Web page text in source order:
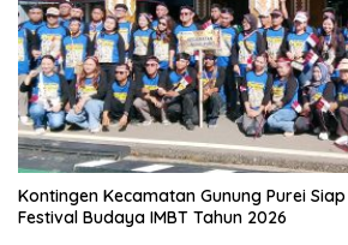
Kontingen Kecamatan Gunung Purei
Festival Budaya IMBT Tahun 2026